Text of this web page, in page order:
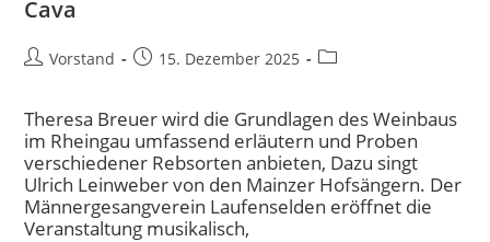
Cava
Vorstand 15. Dezember 2025
Theresa Breuer wird die Grundlagen des Weinbaus
im Rheingau umfassend erläutern und Proben
verschiedener Rebsorten anbieten, Dazu singt
Ulrich Leinweber von den Mainzer Hofsängern. Der
Männergesangverein Laufenselden eröffnet die
Veranstaltung musikalisch,